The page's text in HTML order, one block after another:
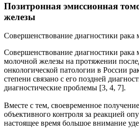
Позитронная эмиссионная
железы
Совершенствование диагностики
Совершенствование диагностики
молочной железы на протяжении
онкологической патологии в России
степени связано с его поздней
диагностические проблемы [3, 4, 7].
Вместе с тем, своевременное
объективного контроля за реакцией
настоящее время большое внимание